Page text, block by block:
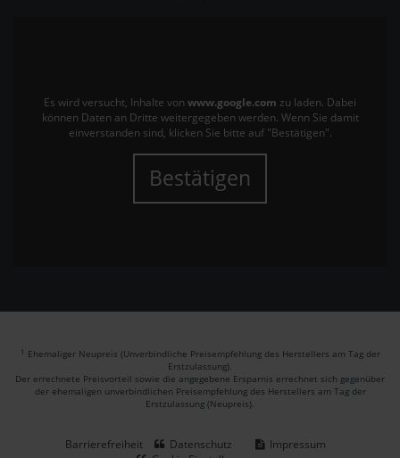
Es wird versucht, Inhalte von www.google.com zu laden. Dabei
können Daten an Dritte weitergegeben werden. Wenn Sie damit
einverstanden sind, klicken Sie bitte auf "Bestätigen".
Bestätigen
1 Ehemaliger Neupreis (Unverbindliche Preisempfehlung des Herstellers am Tag der
Erstzulassung).
Der errechnete Preisvorteil sowie die angegebene Ersparnis errechnet sich gegenüber
der ehemaligen unverbindlichen Preisempfehlung des Herstellers am Tag der
Erstzulassung (Neupreis).
Barrierefreiheit Datenschutz
Impressum